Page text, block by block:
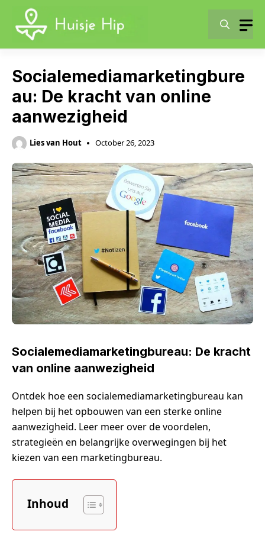
content
Socialemediamarketingbure
au: De kracht van online
aanwezigheid
Lies van Hout October 26, 2023
Socialemediamarketingbureau: De kracht
van online aanwezigheid
Ontdek hoe een socialemediamarketingbureau kan
helpen bij het opbouwen van een sterke online
aanwezigheid. Leer meer over de voordelen,
strategieën en belangrijke overwegingen bij het
kiezen van een marketingbureau.
Inhoud